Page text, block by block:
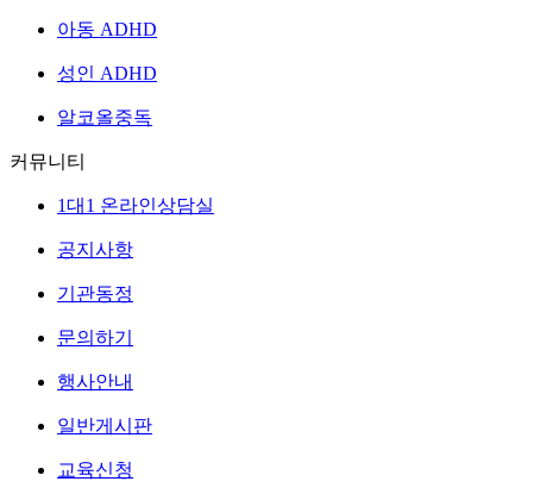
아동 ADHD
성인 ADHD
알코올중독
커뮤니티
1대1 온라인상담실
공지사항
기관동정
문의하기
행사안내
일반게시판
교육신청